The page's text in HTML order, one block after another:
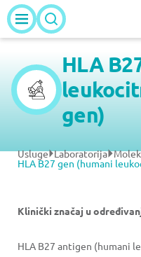
HLA
gen)
Usluge Laboratorija
HLA B27 gen (humani
Klinički značaj u
HLA B27 antigen (humani